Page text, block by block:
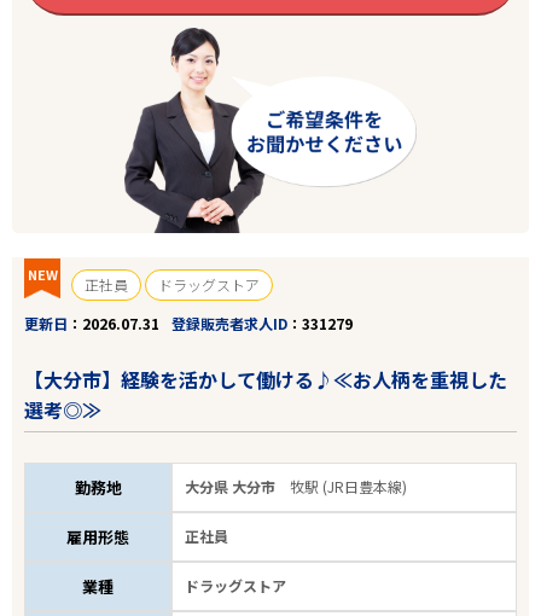
NEW 正社員
ドラッグストア
更新日
2026.07.31 登録販売者求人ID 331279
【大分市】経験を活かして働ける♪≪お人柄を重視した
選考◎≫
勤務地 大分県 大分市牧駅 (JR日豊本線)
雇用形態 正社員
業種 ドラッグストア